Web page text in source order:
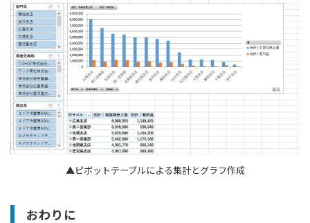
▲ピボットテーブルによる集計とグラフ作成
おわりに